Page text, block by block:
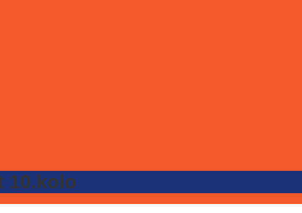
10.kolo